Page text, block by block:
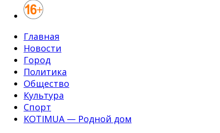
Главная
Новости
Город
Политика
Общество
Культура
Спорт
KOTIMUA — Родной дом